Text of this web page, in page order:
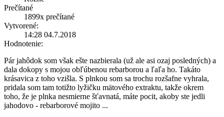
Prečítané
1899x prečítané
Vytvorené:
14:28 04.7.2018
Hodnotenie:
Pár jahôdok som však ešte nazbierala (už ale asi ozaj posledných) a
dala dokopy s mojou obľúbenou rebarborou a ľaľa ho. Takáto
krásavica z toho vzišla. S plnkou som sa trochu rozšafne vyhrala,
pridala som tam totižto lyžičku mätového extraktu, takže okrem
toho, že je plnka nesmierne šťavnatá, máte pocit, akoby ste jedli
jahodovo - rebarborové mojito ...